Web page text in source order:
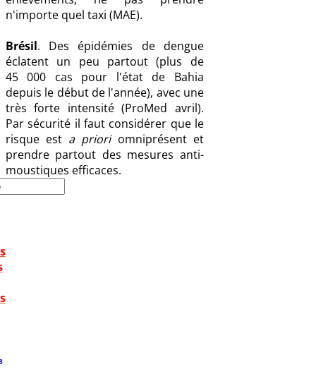
n'importe quel taxi (MAE).
Brésil. Des épidémies de dengue
éclatent un peu partout (plus de
45 000 cas pour l'état de Bahia
depuis le début de l'année), avec une
très forte intensité (ProMed avril).
Par sécurité il faut considérer que le
risque est a prioriomniprésent et
prendre partout des mesures anti-
moustiques efficaces.